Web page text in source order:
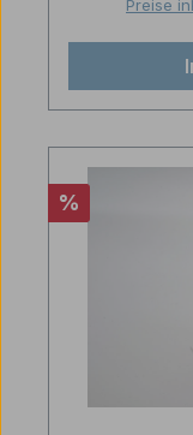
Preise
Rabatt
%